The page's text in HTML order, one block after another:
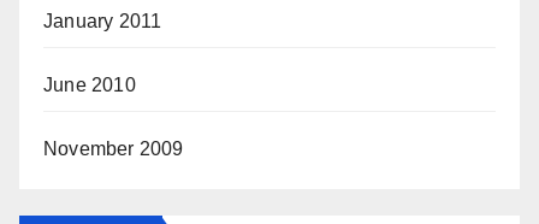
January 2011
June 2010
November 2009